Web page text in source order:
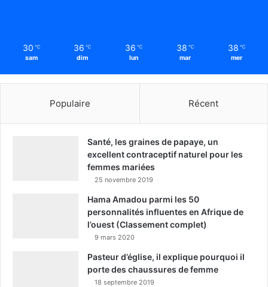
30 ℃
sam
36 ℃
dim
36 ℃
lun
38 ℃
mar
38 ℃
mer
Populaire Récent
Santé, les graines de papaye, un
excellent contraceptif naturel pour les
femmes mariées
25 novembre 2019
Hama Amadou parmi les 50
personnalités influentes en Afrique de
l’ouest (Classement complet)
9 mars 2020
Pasteur d’église, il explique pourquoi il
porte des chaussures de femme
18 septembre 2019